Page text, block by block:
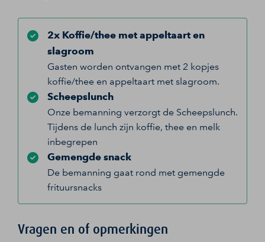
2x Koffie/thee met appeltaart en
slagroom
Gasten worden ontvangen met 2 kopjes
koffie/thee en appeltaart met slagroom.
Scheepslunch
Onze bemanning verzorgt de Scheepslunch.
Tijdens de lunch zijn koffie, thee en melk
inbegrepen
Gemengde snack
De bemanning gaat rond met gemengde
frituursnacks
Vragen en of opmerkingen